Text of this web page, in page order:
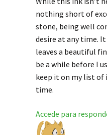
nothing short of
stone, being well
desire at any time.
leaves a beautiful
be a while before I
keep it on my list of
time.
Accede para